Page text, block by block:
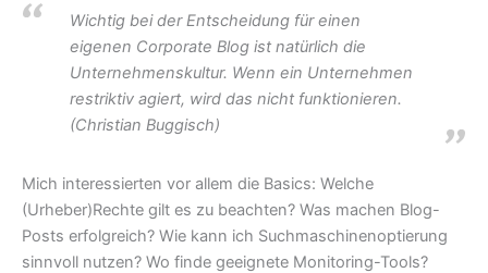
Wichtig bei der Entscheidung für einen
eigenen Corporate Blog ist natürlich die
Unternehmenskultur. Wenn ein Unternehmen
restriktiv agiert, wird das nicht funktionieren.
(Christian Buggisch)
Mich interessierten vor allem die Basics: Welche
(Urheber)Rechte gilt es zu beachten? Was machen Blog-
Posts erfolgreich? Wie kann ich Suchmaschinenoptierung
sinnvoll nutzen? Wo finde geeignete Monitoring-Tools?